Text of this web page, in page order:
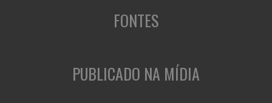
FONTES
PUBLICADO NA MÍDIA